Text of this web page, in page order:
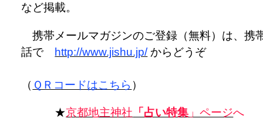
など掲載。
携帯メールマガジンのご登録（無料）は、携
話で http://www.jishu.jp/からどうぞ
（ ＱＲコードはこちら ）
★京都地主神社 「占い特集 」ページへ